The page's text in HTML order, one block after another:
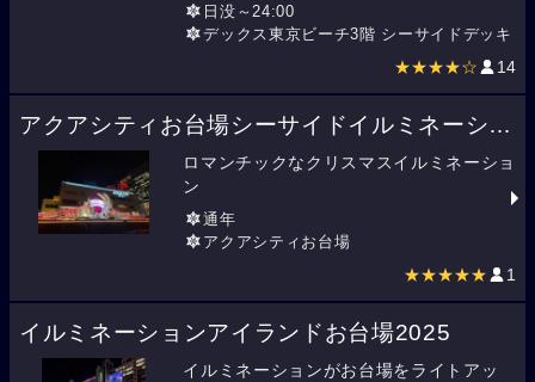
日没～24:00
デックス東京ビーチ3階 シーサイドデッキ
★★★★☆ 14
アクアシティお台場シーサイドイルミネーション
ロマンチックなクリスマスイルミネーショ
ン
通年
アクアシティお台場
★★★★★ 1
イルミネーションアイランドお台場2025
イルミネーションがお台場をライトアッ